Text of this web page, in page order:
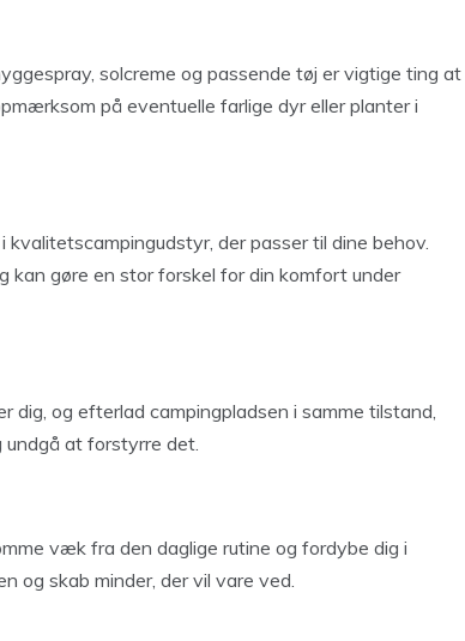
solcreme og passende tøj er vigtige ting at
på eventuelle farlige dyr eller planter i
der passer til dine behov.
kan gøre en stor forskel for din komfort under
dig, og efterlad campingpladsen i samme tilstand,
undgå at forstyrre det.
væk fra den daglige rutine og fordybe dig i
og skab minder, der vil vare ved.